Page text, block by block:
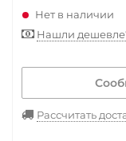
Нет в наличии
Нашли
Рассчитать